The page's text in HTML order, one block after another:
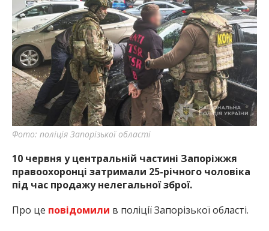
Фото: поліція Запорізької області
10 червня у центральній частині Запоріжжя
правоохоронці затримали 25-річного чоловіка
під час продажу нелегальної зброї.
Про це повідомили в поліції Запорізької області.